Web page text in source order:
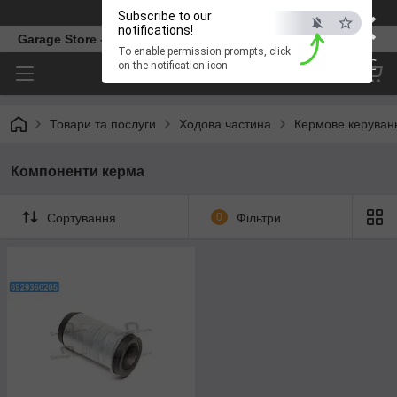
×
ESC
Subscribe to our
notifications!
To enable permission prompts, click
on the notification icon
Телефон
Garage Store – інтернет магазин автозапчастин.
Товари та послуги Ходова частина Кермове
Компоненти керма
Сортування 0 Фільтри